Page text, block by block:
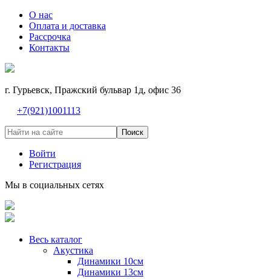
О нас
Оплата и доставка
Рассрочка
Контакты
г. Гурьевск, Пражский бульвар 1д, офис 36
+7(921)1001113
Поиск
Войти
Регистрация
Мы в социальных сетях
Весь каталог
Акустика
Динамики 10см
Динамики 13см